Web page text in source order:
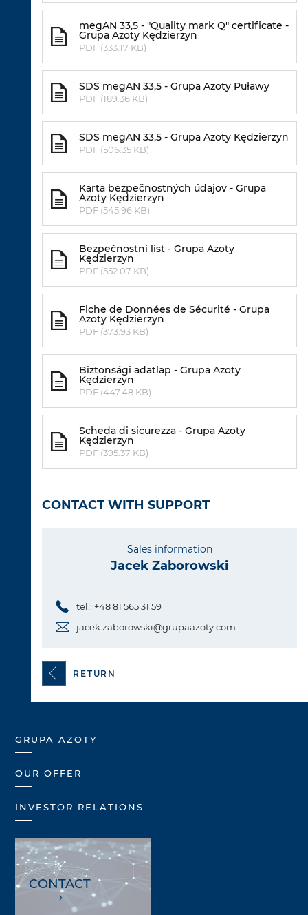
megAN 33,5 - "Quality mark Q" certificate -
Grupa Azoty Kędzierzyn
PDF (333.17 KB)
SDS megAN 33,5 - Grupa Azoty Puławy
PDF (189.36 KB)
SDS megAN 33,5 - Grupa Azoty Kędzierzyn
PDF (506.35 KB)
Karta bezpečnostných údajov - Grupa
Azoty Kędzierzyn
PDF (545.96 KB)
Bezpečnostní list - Grupa Azoty
Kędzierzyn
PDF (552.07 KB)
Fiche de Données de Sécurité - Grupa
Azoty Kędzierzyn
PDF (373.93 KB)
Biztonsági adatlap - Grupa Azoty
Kędzierzyn
PDF (447.48 KB)
Scheda di sicurezza - Grupa Azoty
Kędzierzyn
PDF (395.37 KB)
CONTACT WITH SUPPORT
Sales information
Jacek Zaborowski
tel.: +48 81 565 31 59
jacek.zaborowski@grupaazoty.com
RETURN
GRUPA AZOTY
OUR OFFER
INVESTOR RELATIONS
CONTACT